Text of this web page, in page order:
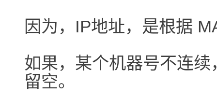
因为，IP地址，是根据
如果，某个机器号不连
留空。